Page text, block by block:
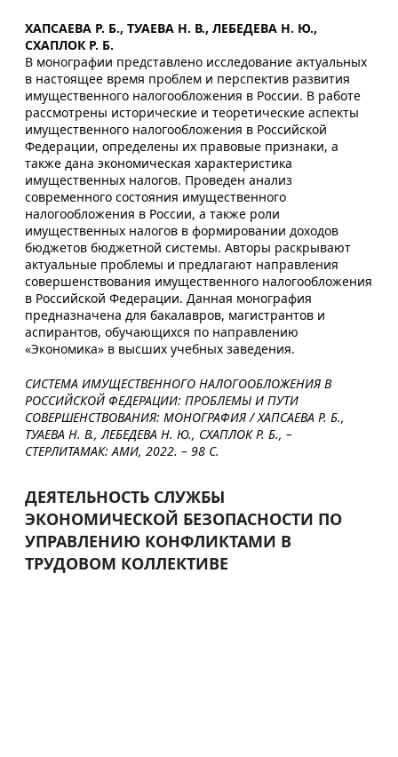
ХАПСАЕВА Р. Б., ТУАЕВА Н. В., ЛЕБЕДЕВА Н. Ю.,
СХАПЛОК Р. Б.
В монографии представлено исследование актуальных
в настоящее время проблем и перспектив развития
имущественного налогообложения в России. В работе
рассмотрены исторические и теоретические аспекты
имущественного налогообложения в Российской
Федерации, определены их правовые признаки, а
также дана экономическая характеристика
имущественных налогов. Проведен анализ
современного состояния имущественного
налогообложения в России, а также роли
имущественных налогов в формировании доходов
бюджетов бюджетной системы. Авторы раскрывают
актуальные проблемы и предлагают направления
совершенствования имущественного налогообложения
в Российской Федерации. Данная монография
предназначена для бакалавров, магистрантов и
аспирантов, обучающихся по направлению
«Экономика» в высших учебных заведения.
СИСТЕМА ИМУЩЕСТВЕННОГО НАЛОГООБЛОЖЕНИЯ В
РОССИЙСКОЙ ФЕДЕРАЦИИ: ПРОБЛЕМЫ И ПУТИ
СОВЕРШЕНСТВОВАНИЯ: МОНОГРАФИЯ / ХАПСАЕВА Р. Б.,
ТУАЕВА Н. В., ЛЕБЕДЕВА Н. Ю., СХАПЛОК Р. Б., –
СТЕРЛИТАМАК: АМИ, 2022. – 98 С.
ДЕЯТЕЛЬНОСТЬ СЛУЖБЫ
ЭКОНОМИЧЕСКОЙ БЕЗОПАСНОСТИ ПО
УПРАВЛЕНИЮ КОНФЛИКТАМИ В
ТРУДОВОМ КОЛЛЕКТИВЕ